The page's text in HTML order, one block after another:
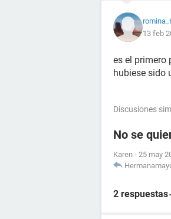
13 feb
es el primero
hubiese sido
Discusiones
No se
Karen - 25 may
2 respuestas